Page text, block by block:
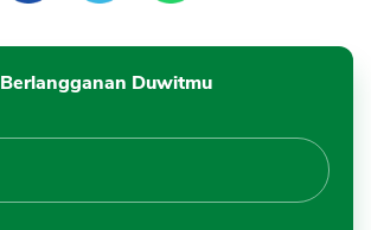
Berlangganan Duwitmu